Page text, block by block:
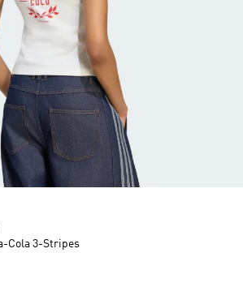
Cola 3-Stripes